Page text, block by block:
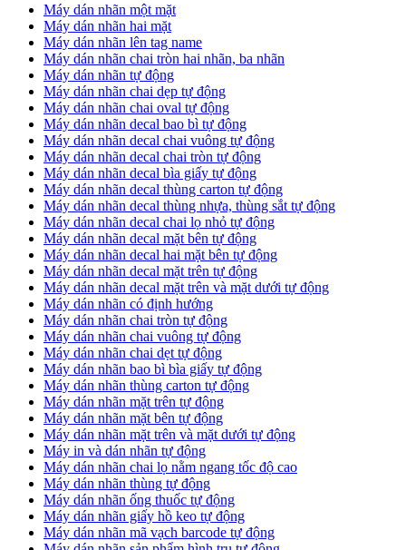
Máy dán nhãn một mặt
Máy dán nhãn hai mặt
Máy dán nhãn lên tag name
Máy dán nhãn chai tròn hai nhãn, ba nhãn
Máy dán nhãn tự động
Máy dán nhãn chai dẹp tự động
Máy dán nhãn chai oval tự động
Máy dán nhãn decal bao bì tự động
Máy dán nhãn decal chai vuông tự động
Máy dán nhãn decal chai tròn tự động
Máy dán nhãn decal bìa giấy tự động
Máy dán nhãn decal thùng carton tự động
Máy dán nhãn decal thùng nhựa, thùng sắt tự động
Máy dán nhãn decal chai lọ nhỏ tự động
Máy dán nhãn decal mặt bên tự động
Máy dán nhãn decal hai mặt bên tự động
Máy dán nhãn decal mặt trên tự động
Máy dán nhãn decal mặt trên và mặt dưới tự động
Máy dán nhãn có định hướng
Máy dán nhãn chai tròn tự động
​Máy dán nhãn chai vuông tự động
​Máy dán nhãn chai dẹt tự động
​Máy dán nhãn bao bì bìa giấy tự động
Máy dán nhãn thùng carton tự động
​Máy dán nhãn mặt trên tự động
​Máy dán nhãn mặt bên tự động
​Máy dán nhãn mặt trên và mặt dưới tự động
Máy in và dán nhãn tự động
Máy dán nhãn chai lọ nằm ngang tốc độ cao
​Máy dán nhãn thùng tự động
Máy dán nhãn ống thuốc tự động
​Máy dán nhãn giấy hồ keo tự động
​Máy dán nhãn mã vạch barcode tự động